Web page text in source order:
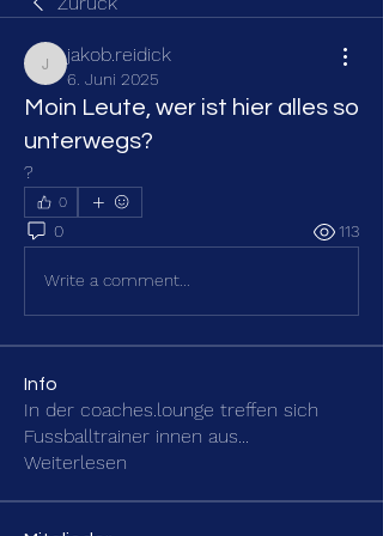
jakob.reidick
jakob.reidick
6. Juni 2025
Moin Leute, wer ist hier alles so
unterwegs?
?
0
0 113
Write a comment...
Info
In der coaches.lounge treffen sich
Fussballtrainer innen aus
Weiterlesen